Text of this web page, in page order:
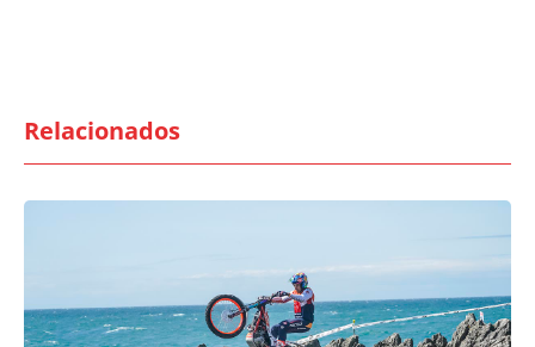
Relacionados